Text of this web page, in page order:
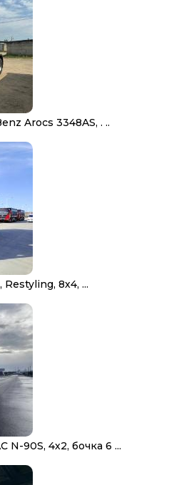
Arocs 3348AS, . ..
Restyling, 8х4, ...
N-90S, 4х2, бочка 6 ...